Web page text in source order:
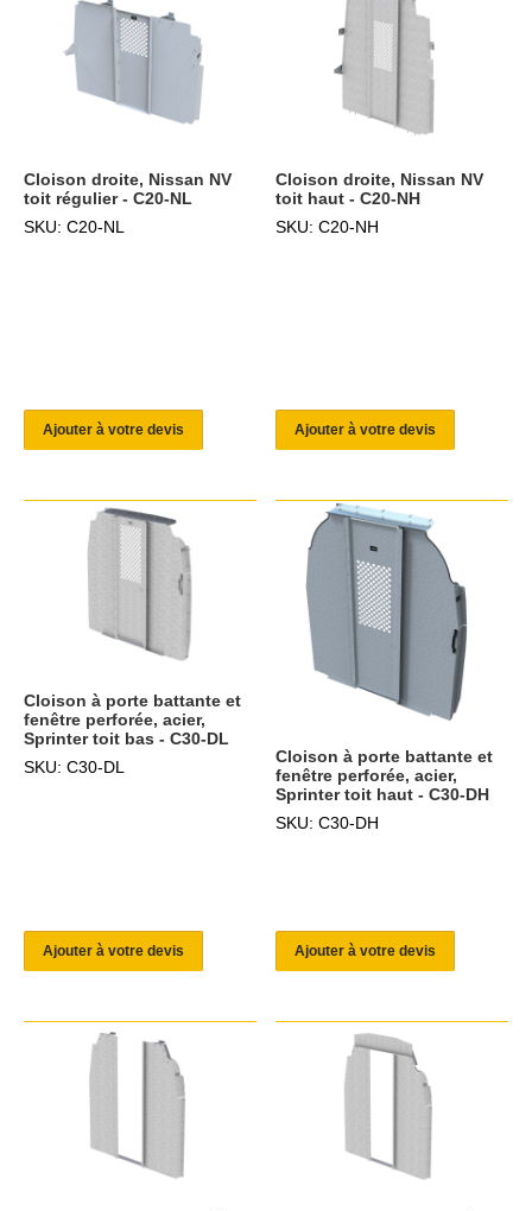
Cloison droite, Nissan NV
toit régulier - C20-NL
SKU: C20-NL
Ajouter à votre devis
Cloison droite, Nissan NV
toit haut - C20-NH
SKU: C20-NH
Ajouter à votre devis
Cloison à porte battante et
fenêtre perforée, acier,
Sprinter toit bas - C30-DL
SKU: C30-DL
Ajouter à votre devis
Cloison à porte battante et
fenêtre perforée, acier,
Sprinter toit haut - C30-DH
SKU: C30-DH
Ajouter à votre devis